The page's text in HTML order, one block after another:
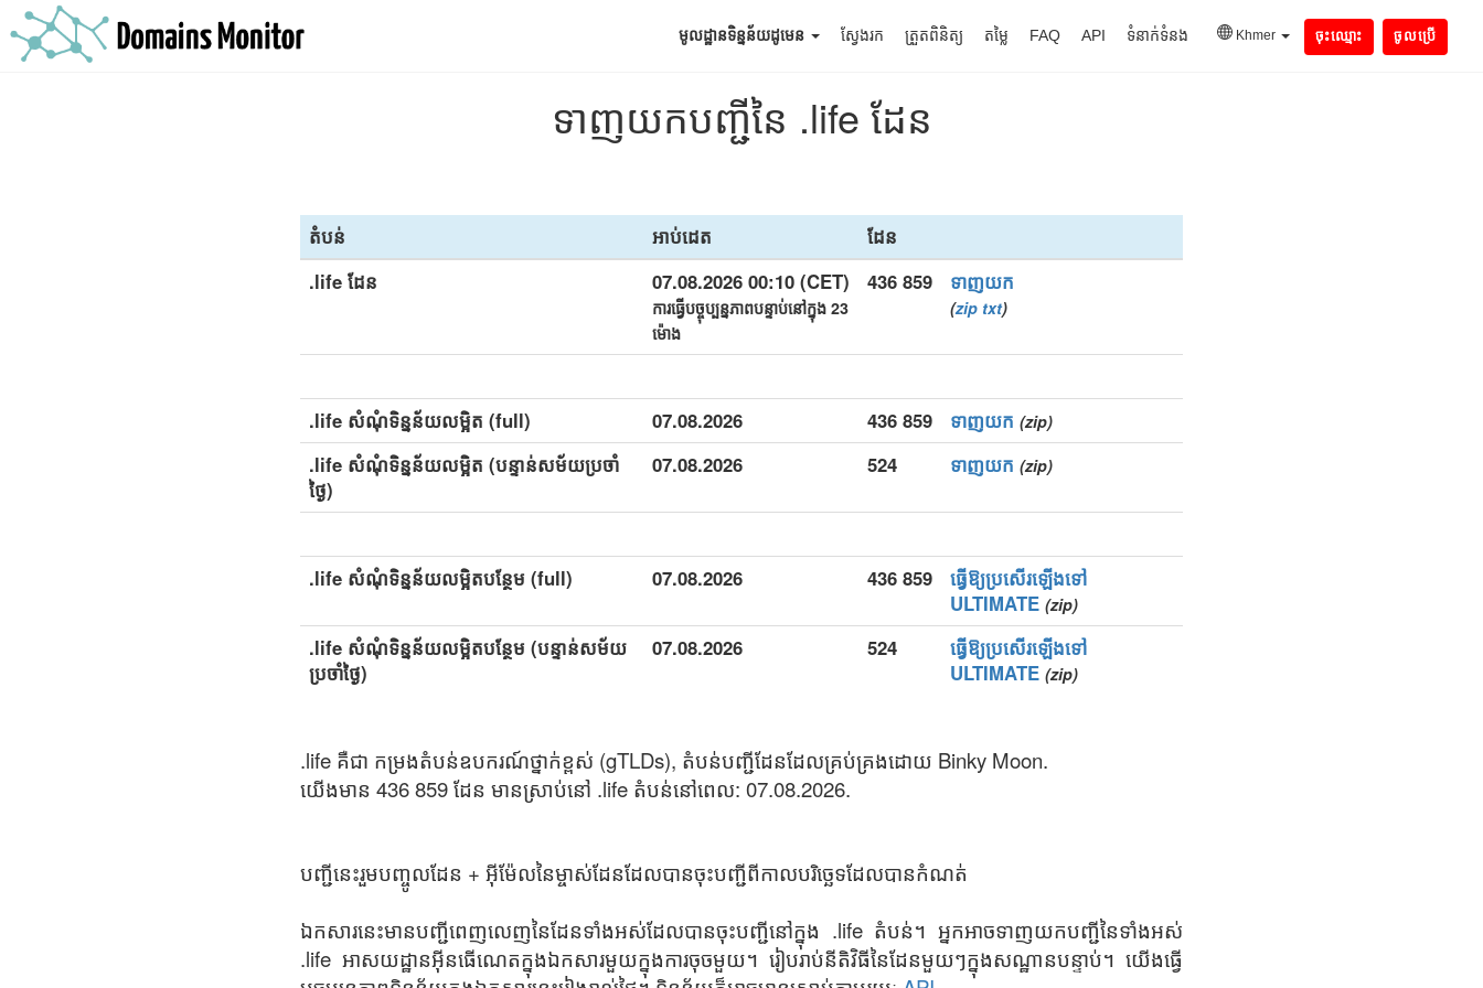
មូលដ្ឋានទិន្នន័យដូមេន ស្វែងរក ត្រួតពិនិត្យ តម្លៃ FAQ API ទំនាក់ទំនង Khmer ចុះឈ្មោះ ចូលប្រើ
ទាញយកបញ្ជីនៃ .life ដែន
តំបន់ អាប់ដេត
ដែន
.life ដែន
07.08.2026 00:10 (CET)
ការធ្វើបច្ចុប្បន្នភាពបន្ទាប់នៅក្នុង 23
ម៉ោង
436 859 ទាញយក
(zip txt)
.life សំណុំទិន្នន័យលម្អិត (full) 07.08.2026 436 859 ទាញយក (zip)
.life សំណុំទិន្នន័យលម្អិត (បន្ទាន់សម័យប្រចាំ
ថ្ងៃ)
07.08.2026 524 ទាញយក (zip)
.life សំណុំទិន្នន័យលម្អិតបន្ថែម (full) 07.08.2026 436 859
ធ្វើឱ្យប្រសើរឡើងទៅ
ULTIMATE (zip)
.life សំណុំទិន្នន័យលម្អិតបន្ថែម (បន្ទាន់សម័យ
ប្រចាំថ្ងៃ)
07.08.2026 524
ធ្វើឱ្យប្រសើរឡើងទៅ
ULTIMATE (zip)
.life គឺជា កម្រងតំបន់ឧបករណ៍ថ្នាក់ខ្ពស់ (gTLDs), តំបន់បញ្ជីដែនដែលគ្រប់គ្រងដោយ Binky Moon.
យើងមាន 436 859 ដែន មានស្រាប់នៅ .life តំបន់នៅពេល: 07.08.2026.
បញ្ជីនេះរួមបញ្ចូលដែន + អ៊ីម៉ែលនៃម្ចាស់ដែនដែលបានចុះបញ្ជីពីកាលបរិច្ឆេទដែលបានកំណត់
ឯកសារនេះមានបញ្ជីពេញលេញនៃដែនទាំងអស់ដែលបានចុះបញ្ជីនៅក្នុង .life តំបន់។ អ្នកអាចទាញយកបញ្ជីនៃទាំងអស់
.life អាសយដ្ឋានអ៊ីនធើណេតក្នុងឯកសារមួយក្នុងការចុចមួយ។ រៀបរាប់នីតិវិធីនៃដែនមួយៗក្នុងសណ្ឋានបន្ទាប់។ យើងធ្វើ